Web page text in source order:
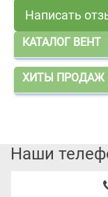
Написать
КАТАЛОГ ВЕНТ
ХИТЫ ПРОДАЖ
Наши